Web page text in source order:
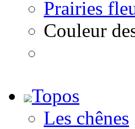
Prairies
Couleur
Topos
Les chênes